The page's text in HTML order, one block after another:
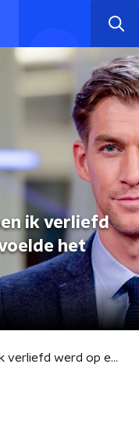
ik verliefd
het
Winfried Baijens: 'Toen ik verliefd werd op een jongen voelde het pas echt goed'